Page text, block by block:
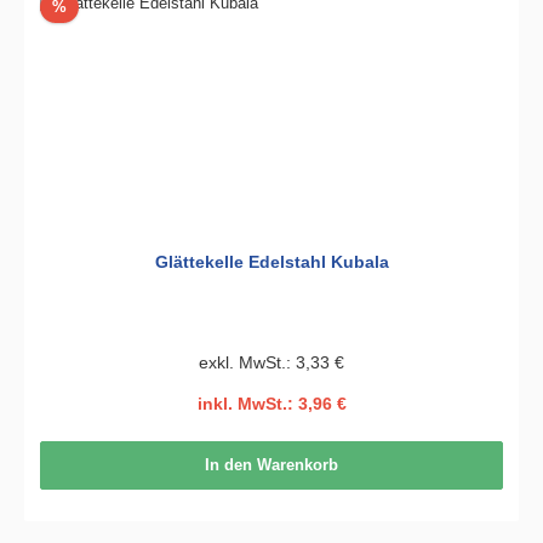
%Rabatt
Glättekelle Edelstahl Kubala
exkl. MwSt.: 3,33 €
inkl. MwSt.: 3,96 €
In den Warenkorb